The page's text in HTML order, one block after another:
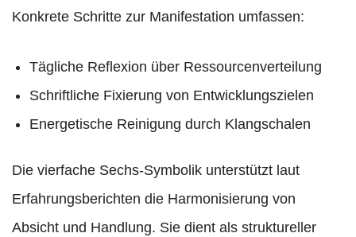
Konkrete Schritte zur Manifestation umfassen:
Tägliche Reflexion über Ressourcenverteilung
Schriftliche Fixierung von Entwicklungszielen
Energetische Reinigung durch Klangschalen
Die vierfache Sechs-Symbolik unterstützt laut
Erfahrungsberichten die Harmonisierung von
Absicht und Handlung. Sie dient als struktureller